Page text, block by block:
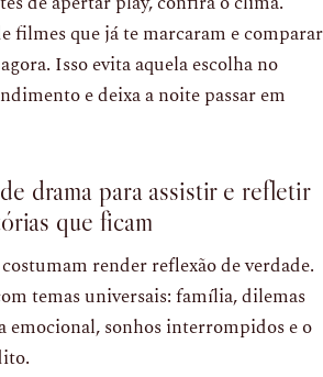
filmes que já te marcaram e comparar
Isso evita aquela escolha no
e deixa a noite passar em
drama para assistir e refletir
que ficam
render reflexão de verdade.
temas universais: família, dilemas
emocional, sonhos interrompidos e o